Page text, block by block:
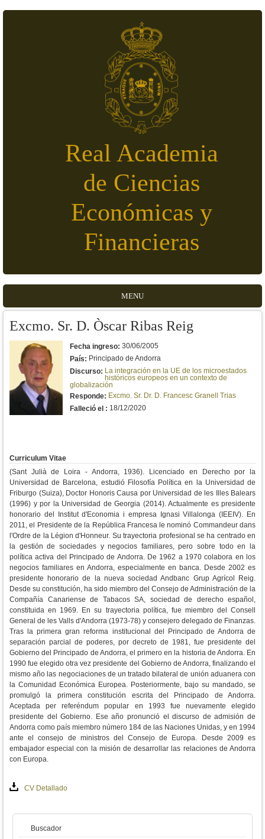
Real Academia
de Ciencias
Económicas y
Financieras
MENU
Excmo. Sr. D. Òscar Ribas Reig
Fecha ingreso: 30/06/2005
País: Principado de Andorra
Discurso: La integración en la UE de los microestados
históricos europeos en un contexto de
globalización
Responde: Excmo. Sr. Dr. D. Francesc Granell Trias
Falleció el : 18/12/2020
Curriculum Vitae
(Sant Julià de Loira - Andorra, 1936). Licenciado en Derecho por la
Universidad de Barcelona, estudió Filosofía Política en la Universidad de
Friburgo (Suiza), Doctor Honoris Causa por Universidad de les Illes Balears
(1996) y por la Universidad de Georgia (2014). Actualmente es presidente
honorario del Institut d'Economia i empresa Ignasi Villalonga (IEEIV). En
2011, el Presidente de la República Francesa le nominó Commandeur dans
l'Ordre de la Légion d'Honneur. Su trayectoria profesional se ha centrado en
la gestión de sociedades y negocios familiares, pero sobre todo en la
política activa del Principado de Andorra. De 1962 a 1970 colabora en los
negocios familiares en Andorra, especialmente en banca. Desde 2002 es
presidente honorario de la nueva sociedad Andbanc Grup Agrícol Reig.
Desde su constitución, ha sido miembro del Consejo de Administración de la
Compañía Canariense de Tabacos SA, sociedad de derecho español,
constituida en 1969. En su trayectoria política, fue miembro del Consell
General de les Valls d'Andorra (1973-78) y consejero delegado de Finanzas.
Tras la primera gran reforma institucional del Principado de Andorra de
separación parcial de poderes, por decreto de 1981, fue presidente del
Gobierno del Principado de Andorra, el primero en la historia de Andorra. En
1990 fue elegido otra vez presidente del Gobierno de Andorra, finalizando el
mismo año las negociaciones de un tratado bilateral de unión aduanera con
la Comunidad Económica Europea. Posteriormente, bajo su mandado, se
promulgó la primera constitución escrita del Principado de Andorra.
Aceptada per referéndum popular en 1993 fue nuevamente elegido
presidente del Gobierno. Ese año pronunció el discurso de admisión de
Andorra como país miembro número 184 de las Naciones Unidas, y en 1994
ante el consejo de ministros del Consejo de Europa. Desde 2009 es
embajador especial con la misión de desarrollar las relaciones de Andorra
con Europa.
CV Detallado
Buscador